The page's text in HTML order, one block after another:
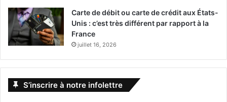
Carte de débit ou carte de crédit aux États-
Unis : c’est très différent par rapport à la
France
juillet 16, 2026
S’inscrire à notre infolettre